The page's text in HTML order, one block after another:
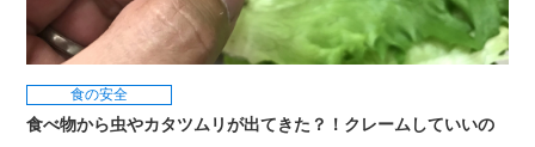
食の安全
食べ物から虫やカタツムリが出てきた？！クレームしていいの